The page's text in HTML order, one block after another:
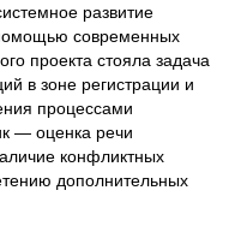
развитие
современных
проекта стояла задача
в зоне регистрации и
процессами
— оценка речи
конфликтных
дополнительных